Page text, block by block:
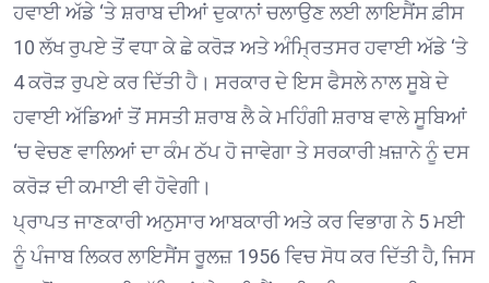
ਹਵਾਈ ਅੱਡੇ ‘ਤੇ ਸ਼ਰਾਬ ਦੀਆਂ ਦੁਕਾਨਾਂ ਚਲਾਉਣ ਲਈ ਲਾਇਸੈਂਸ ਫ਼ੀਸ
10 ਲੱਖ ਰੁਪਏ ਤੋਂ ਵਧਾ ਕੇ ਛੇ ਕਰੋੜ ਅਤੇ ਅੰਮ੍ਰਿਤਸਰ ਹਵਾਈ ਅੱਡੇ ‘ਤੇ
4 ਕਰੋੜ ਰੁਪਏ ਕਰ ਦਿੱਤੀ ਹੈ। ਸਰਕਾਰ ਦੇ ਇਸ ਫੈਸਲੇ ਨਾਲ ਸੂਬੇ ਦੇ
ਹਵਾਈ ਅੱਡਿਆਂ ਤੋਂ ਸਸਤੀ ਸ਼ਰਾਬ ਲੈ ਕੇ ਮਹਿੰਗੀ ਸ਼ਰਾਬ ਵਾਲੇ ਸੂਬਿਆਂ
‘ਚ ਵੇਚਣ ਵਾਲਿਆਂ ਦਾ ਕੰਮ ਠੱਪ ਹੋ ਜਾਵੇਗਾ ਤੇ ਸਰਕਾਰੀ ਖ਼ਜ਼ਾਨੇ ਨੂੰ ਦਸ
ਕਰੋੜ ਦੀ ਕਮਾਈ ਵੀ ਹੋਵੇਗੀ।
ਪ੍ਰਾਪਤ ਜਾਣਕਾਰੀ ਅਨੁਸਾਰ ਆਬਕਾਰੀ ਅਤੇ ਕਰ ਵਿਭਾਗ ਨੇ 5 ਮਈ
ਨੂੰ ਪੰਜਾਬ ਲਿਕਰ ਲਾਇਸੈਂਸ ਰੂਲਜ਼ 1956 ਵਿਚ ਸੋਧ ਕਰ ਦਿੱਤੀ ਹੈ, ਜਿਸ